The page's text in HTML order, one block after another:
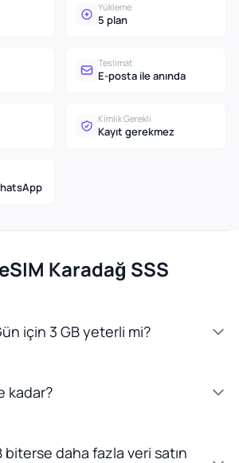
Yükleme
5 plan
Teslimat
E-posta ile anında
Kimlik Gerekli
Kayıt gerekmez
Karadağ SSS
için 3 GB yeterli mi?
kadar?
biterse daha fazla veri satın